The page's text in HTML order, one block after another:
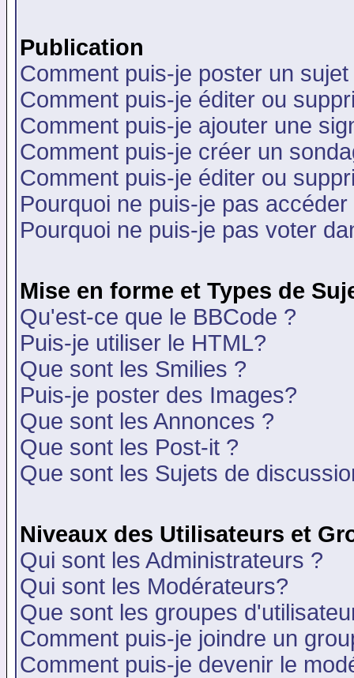
Publication
Comment puis-je poster un
Comment puis-je éditer ou
Comment puis-je ajouter une
Comment puis-je créer un
Comment puis-je éditer ou
Pourquoi ne puis-je pas
Pourquoi ne puis-je pas voter
Mise en forme et Types de
Qu'est-ce que le BBCode ?
Puis-je utiliser le HTML?
Que sont les Smilies ?
Puis-je poster des Images?
Que sont les Annonces ?
Que sont les Post-it ?
Que sont les Sujets de
Niveaux des Utilisateurs et
Qui sont les Administrateurs ?
Qui sont les Modérateurs?
Que sont les groupes
Comment puis-je joindre un
Comment puis-je devenir le